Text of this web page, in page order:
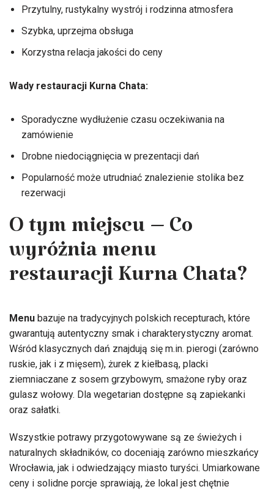
Przytulny, rustykalny wystrój i rodzinna atmosfera
Szybka, uprzejma obsługa
Korzystna relacja jakości do ceny
Wady restauracji Kurna Chata:
Sporadyczne wydłużenie czasu oczekiwania na
zamówienie
Drobne niedociągnięcia w prezentacji dań
Popularność może utrudniać znalezienie stolika bez
rezerwacji
O tym miejscu – Co
wyróżnia menu
restauracji Kurna Chata?
Menu bazuje na tradycyjnych polskich recepturach, które
gwarantują autentyczny smak i charakterystyczny aromat.
Wśród klasycznych dań znajdują się m.in. pierogi (zarówno
ruskie, jak i z mięsem), żurek z kiełbasą, placki
ziemniaczane z sosem grzybowym, smażone ryby oraz
gulasz wołowy. Dla wegetarian dostępne są zapiekanki
oraz sałatki.
Wszystkie potrawy przygotowywane są ze świeżych i
naturalnych składników, co doceniają zarówno mieszkańcy
Wrocławia, jak i odwiedzający miasto turyści. Umiarkowane
ceny i solidne porcje sprawiają, że lokal jest chętnie